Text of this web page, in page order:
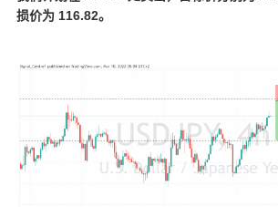
损价为 116.82。